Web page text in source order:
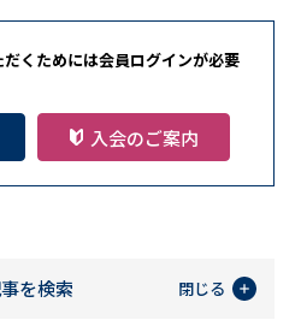
くためには会員ログインが必要
入会のご案内
を検索 閉じる